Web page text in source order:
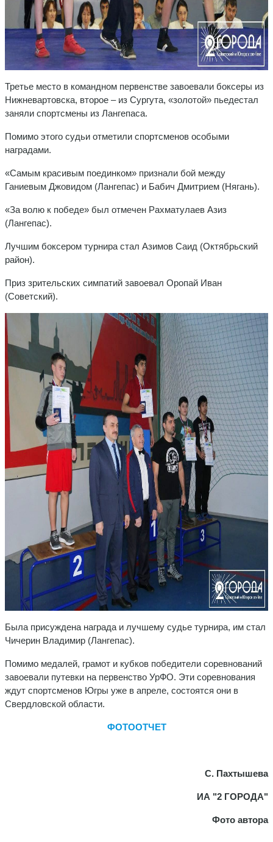
Третье место в командном первенстве завоевали боксеры из
Нижневартовска, второе – из Сургута, «золотой» пьедестал
заняли спортсмены из Лангепаса.
Помимо этого судьи отметили спортсменов особыми
наградами.
«Самым красивым поединком» признали бой между
Ганиевым Джовидом (Лангепас) и Бабич Дмитрием (Нягань).
«За волю к победе» был отмечен Рахматулаев Азиз
(Лангепас).
Лучшим боксером турнира стал Азимов Саид (Октябрьский
район).
Приз зрительских симпатий завоевал Оропай Иван
(Советский).
Была присуждена награда и лучшему судье турнира, им стал
Чичерин Владимир (Лангепас).
Помимо медалей, грамот и кубков победители соревнований
завоевали путевки на первенство УрФО. Эти соревнования
ждут спортсменов Югры уже в апреле, состоятся они в
Свердловской области.
ФОТООТЧЕТ
С. Пахтышева
ИА "2 ГОРОДА"
Фото автора